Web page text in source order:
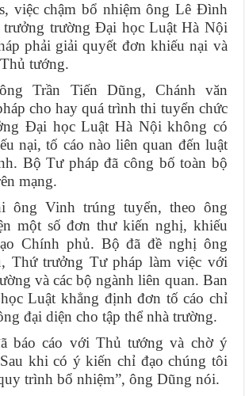
việc chậm bổ nhiệm ông Lê Đình
trường Đại học Luật Hà Nội
phải giải quyết đơn khiếu nại và
tướng.
Trần Tiến Dũng, Chánh văn
cho hay quá trình thi tuyển chức
Đại học Luật Hà Nội không có
nại, tố cáo nào liên quan đến luật
Bộ Tư pháp đã công bố toàn bộ
mạng.
ông Vinh trúng tuyển, theo ông
một số đơn thư kiến nghị, khiếu
Chính phủ. Bộ đã đề nghị ông
Thứ trưởng Tư pháp làm việc với
và các bộ ngành liên quan. Ban
Luật khẳng định đơn tố cáo chỉ
đại diện cho tập thể nhà trường.
báo cáo với Thủ tướng và chờ ý
khi có ý kiến chỉ đạo chúng tôi
trình bổ nhiệm”, ông Dũng nói.